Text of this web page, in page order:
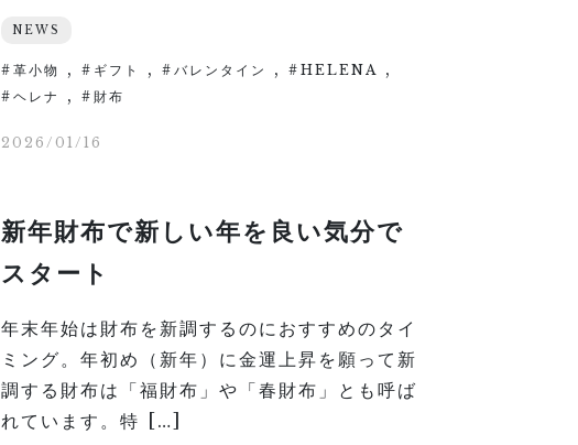
NEWS
革小物 , ギフト , バレンタイン , HELENA ,
ヘレナ , 財布
2026/01/16
新年財布で新しい年を良い気分で
スタート
年末年始は財布を新調するのにおすすめのタイ
ミング。年初め（新年）に金運上昇を願って新
調する財布は「福財布」や「春財布」とも呼ば
れています。特 […]